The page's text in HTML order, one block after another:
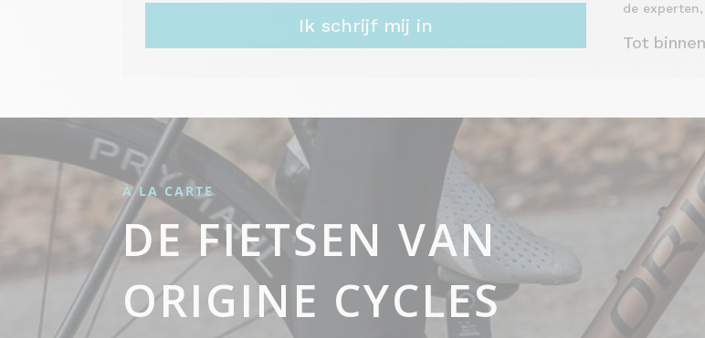
de
Tot
Ik schrijf mij in
À LA CARTE
DE FIETSEN VAN
ORIGINE CYCLES